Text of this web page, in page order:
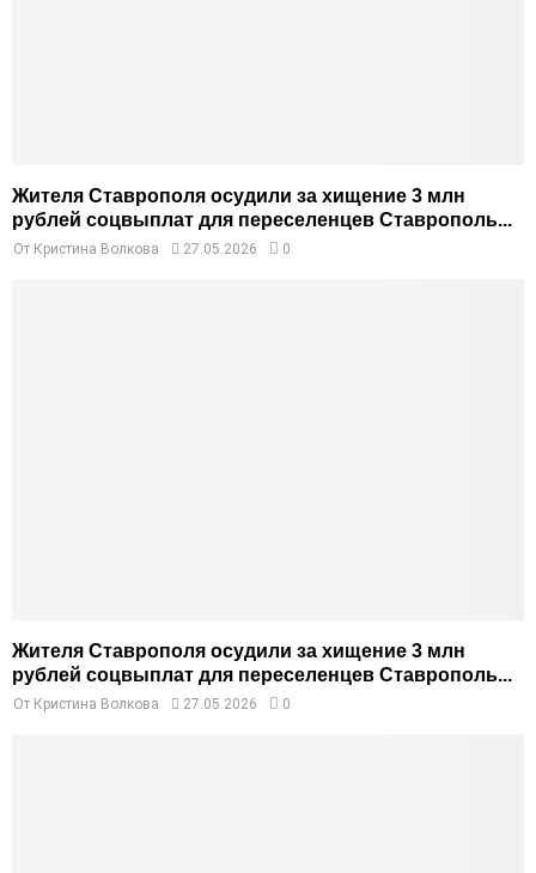
Жителя Ставрополя осудили за хищение 3 млн
рублей соцвыплат для переселенцев Ставрополь...
От Кристина Волкова 27.05.2026 0
Жителя Ставрополя осудили за хищение 3 млн
рублей соцвыплат для переселенцев Ставрополь...
От Кристина Волкова 27.05.2026 0